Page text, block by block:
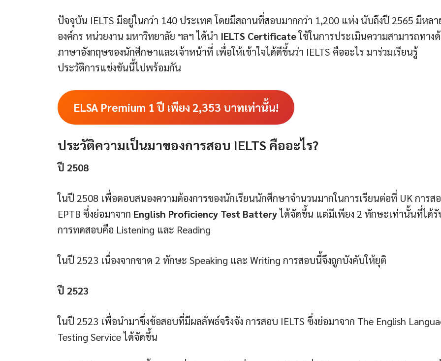
ปัจจุบัน IELTS มีอยู่ในกว่า 140 ประเทศ โดยมีสถานที่สอบมากกว่า 1,200 แห่ง นับถึงปี 2565 มีหลา
องค์กร หน่วยงาน มหาวิทยาลัย ฯลฯ ได้นำ IELTS Certificateใช้ในการประเมินความสามารถทาง
ภาษาอังกฤษของนักศึกษาและเจ้าหน้าที่ เพื่อให้เข้าใจได้ดีขึ้นว่า IELTS คืออะไร มาร่วมเรียนรู้
ประวัติการแข่งขันนี้ไปพร้อมกัน
ELSA Premium 1 ปี เพียง 2,353 บาทเท่านั้น!
ประวัติความเป็นมาของการสอบ IELTS คืออะไร?
ปี 2508
ในปี 2508 เพื่อตอบสนองความต้องการของนักเรียนนักศึกษาจำนวนมากในการเรียนต่อที่ UK การส
EPTB ซึ่งย่อมาจาก English Proficiency Test Batteryได้จัดขึ้น แต่มีเพียง 2 ทักษะเท่านั้นที่ได้
การทดสอบคือ Listening และ Reading
ในปี 2523 เนื่องจากขาด 2 ทักษะ Speaking และ Writing การสอบนี้จึงถูกบังคับให้ยุติ
ปี 2523
ในปี 2523 เพื่อนำมาซึ่งข้อสอบที่มีผลลัพธ์จริงจัง การสอบ IELTS ซึ่งย่อมาจาก The English
Testing Service ได้จัดขึ้น